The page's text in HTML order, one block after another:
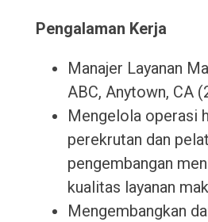
Pengalaman Kerja
Manajer Layanan
ABC, Anytown, CA
Mengelola operasi
perekrutan dan
pengembangan
kualitas layanan
Mengembangkan